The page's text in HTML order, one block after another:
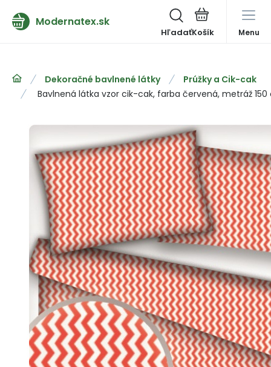
Modernatex.sk
Hľadať Menu
Dekoračné bavlnené látky
Prúžky a Cik-cak
Bavlnená látka vzor cik-cak, farba červená, metráž